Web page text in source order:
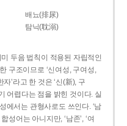
배뇨(排尿)
탐닉(耽溺)
두음 법칙이 적용된 자립적인
구조이므로 ‘신여성, 구여성,
’라고 한 것은 ‘신(新), 구
어렵다는 점을 밝힌 것이다. 실
에서는 관형사로도 쓰인다. ‘남
성어는 아니지만, ‘남존’, ‘여